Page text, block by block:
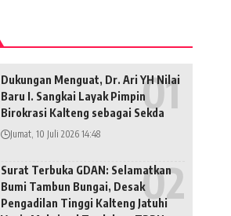
Dukungan Menguat, Dr. Ari YH Nilai
Baru I. Sangkai Layak Pimpin
Birokrasi Kalteng sebagai Sekda
Jumat, 10 Juli 2026 14:48
Surat Terbuka GDAN: Selamatkan
Bumi Tambun Bungai, Desak
Pengadilan Tinggi Kalteng Jatuhi